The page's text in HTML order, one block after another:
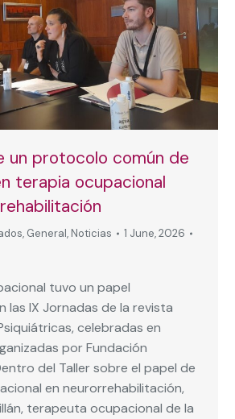
un protocolo común de
terapia ocupacional
, General, Noticias
1 June, 2026
tuvo un papel
las IX Jornadas de la revista
celebradas en
por Fundación
del Taller sobre el papel de
en neurorrehabilitación,
terapeuta ocupacional de la